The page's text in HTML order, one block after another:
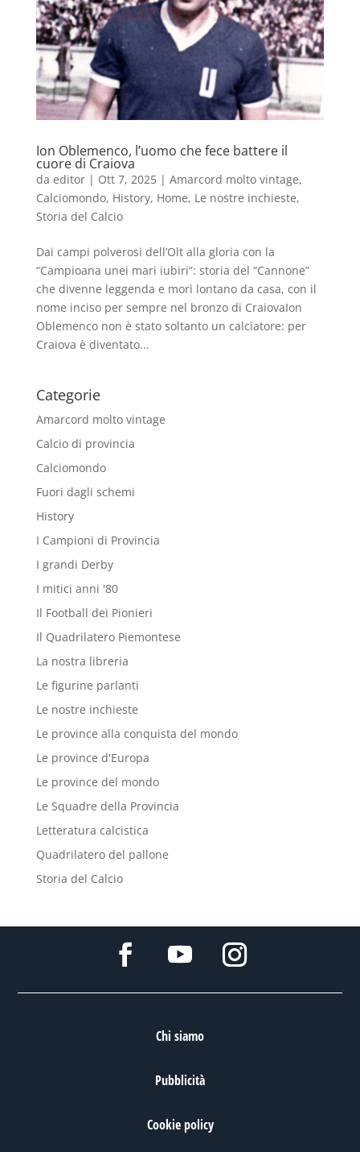
Ion Oblemenco, l’uomo che fece battere il
cuore di Craiova
da editor| Ott 7, 2025| Amarcord molto vintage,
Calciomondo, History, Home, Le nostre inchieste,
Storia del Calcio
Dai campi polverosi dell’Olt alla gloria con la
“Campioana unei mari iubiri”: storia del “Cannone”
che divenne leggenda e morì lontano da casa, con il
nome inciso per sempre nel bronzo di CraiovaIon
Oblemenco non è stato soltanto un calciatore: per
Craiova è diventato...
Categorie
Amarcord molto vintage
Calcio di provincia
Calciomondo
Fuori dagli schemi
History
I Campioni di Provincia
I grandi Derby
I mitici anni '80
Il Football dei Pionieri
Il Quadrilatero Piemontese
La nostra libreria
Le figurine parlanti
Le nostre inchieste
Le province alla conquista del mondo
Le province d'Europa
Le province del mondo
Le Squadre della Provincia
Letteratura calcistica
Quadrilatero del pallone
Storia del Calcio
Chi siamo
Pubblicità
Cookie policy